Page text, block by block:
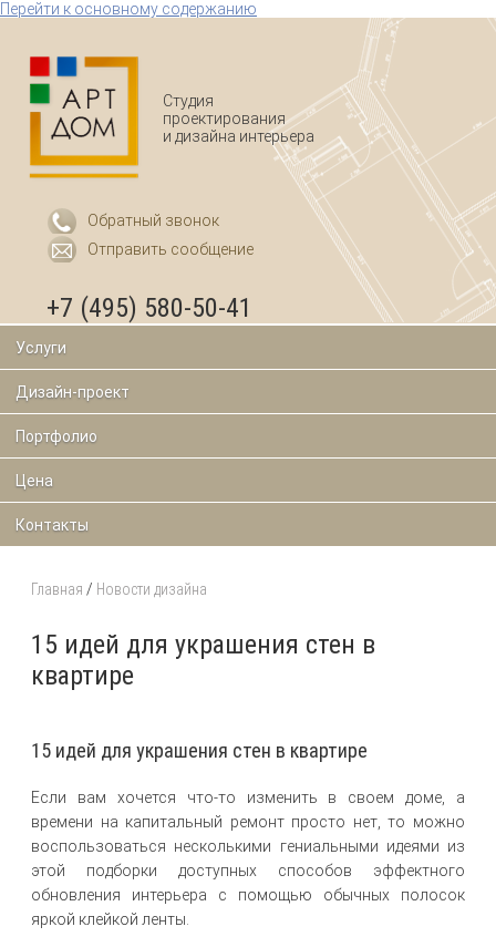
Перейти к основному содержанию
Студия
проектирования
и дизайна интерьера
Обратный звонок
Отправить сообщение
+7 (495) 580-50-41
Услуги
Дизайн-проект
Портфолио
Цена
Контакты
Главная / Новости дизайна
15 идей для украшения стен в
квартире
15 идей для украшения стен в квартире
Если вам хочется что-то изменить в своем доме, а
времени на капитальный ремонт просто нет, то можно
воспользоваться несколькими гениальными идеями из
этой подборки доступных способов эффектного
обновления интерьера с помощью обычных полосок
яркой клейкой ленты.